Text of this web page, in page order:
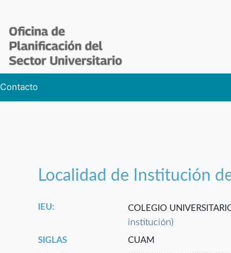
Contacto
Localidad de Institución
IEU: COLEGIO
institución)
SIGLAS
CUAM